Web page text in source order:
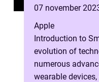
07 november
Apple
Introduction to
evolution of
numerous
wearable